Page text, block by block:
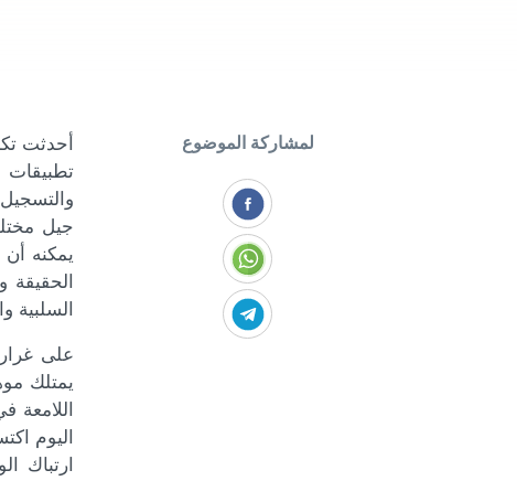
لمشاركة الموضوع
أحدثت
جيل
يمكنه
السلبية
على
يمتلك
اليوم
ارتباك